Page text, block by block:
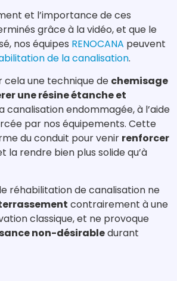
et l’importance de ces
grâce à la vidéo, et que le
nos équipes RENOCANA peuvent
de la canalisation.
cela une technique de chemisage
une résine étanche et
canalisation endommagée, à l’aide
par nos équipements. Cette
du conduit pour venir renforcer
la rendre bien plus solide qu’à
réhabilitation de canalisation ne
contrairement à une
classique, et ne provoque
non-désirabledurant